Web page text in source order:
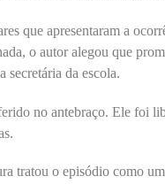
que apresentaram a
o autor alegou que
secretária da escola.
no antebraço. Ele foi
tratou o episódio como